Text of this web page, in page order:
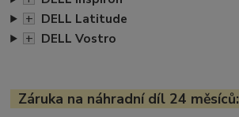
+ DELL Latitude
+ DELL Vostro
Záruka na náhradní díl 24 měsíců: